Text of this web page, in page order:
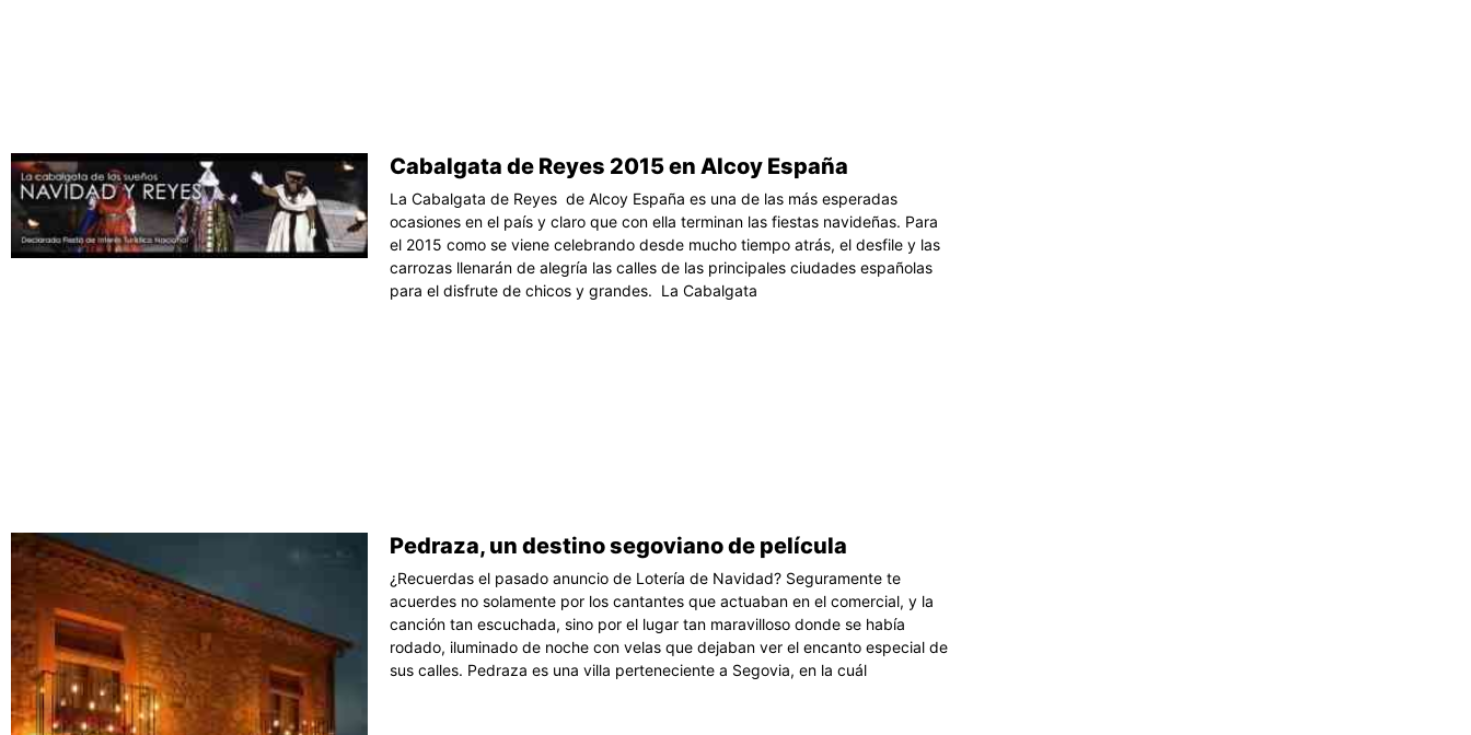
Cabalgata de Reyes 2015 en Alcoy España
La Cabalgata de Reyes de Alcoy España es una de las más esperadas
ocasiones en el país y claro que con ella terminan las fiestas navideñas. Para
el 2015 como se viene celebrando desde mucho tiempo atrás, el desfile y las
carrozas llenarán de alegría las calles de las principales ciudades españolas
para el disfrute de chicos y grandes. La Cabalgata
Pedraza, un destino segoviano de película
¿Recuerdas el pasado anuncio de Lotería de Navidad? Seguramente te
acuerdes no solamente por los cantantes que actuaban en el comercial, y la
canción tan escuchada, sino por el lugar tan maravilloso donde se había
rodado, iluminado de noche con velas que dejaban ver el encanto especial de
sus calles. Pedraza es una villa perteneciente a Segovia, en la cuál